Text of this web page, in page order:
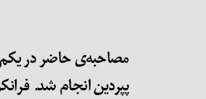
پپردین انجام شد.